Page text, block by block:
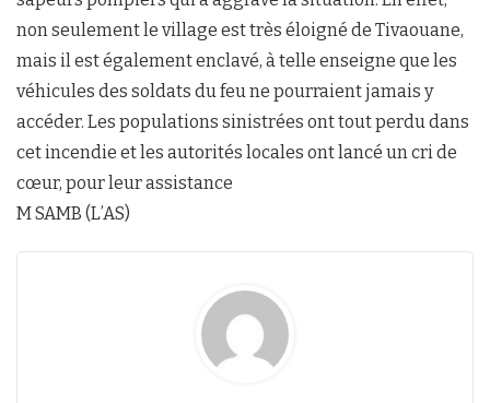
non seulement le village est très éloigné de Tivaouane,
mais il est également enclavé, à telle enseigne que les
véhicules des soldats du feu ne pourraient jamais y
accéder. Les populations sinistrées ont tout perdu dans
cet incendie et les autorités locales ont lancé un cri de
cœur, pour leur assistance
M SAMB (L’AS)